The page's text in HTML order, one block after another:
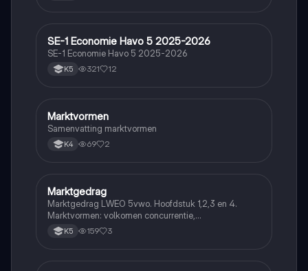
Economie
SE-1 Economie Havo 5 2025-2026
SE-1 Economie Havo 5 2025-2026
K5 321 12
Economie
Marktvormen
Samenvatting marktvormen
K4 69 2
Economie
Marktgedrag
Marktgedrag LWEO 5vwo. Hoofdstuk 1,2,3 en 4.
Marktvormen: volkomen concurrentie,
monopolistische concurrentie, oligopolie en monopolie
K5 159 3